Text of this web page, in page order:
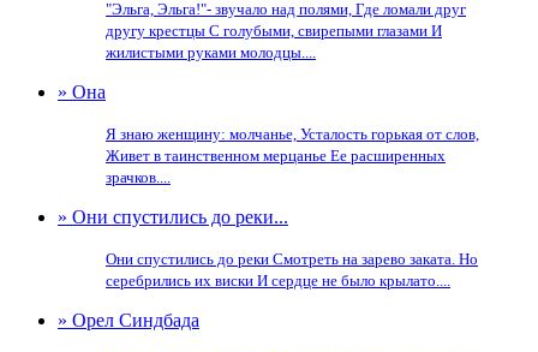
"Эльга, Эльга!"- звучало над полями, Где ломали друг
другу крестцы С голубыми, свирепыми глазами И
жилистыми руками молодцы....
» Она
Я знаю женщину: молчанье, Усталость горькая от слов,
Живет в таинственном мерцанье Ее расширенных
зрачков....
» Они спустились до реки...
Они спустились до реки Смотреть на зарево заката. Но
серебрились их виски И сердце не было крылато....
» Орел Синдбада